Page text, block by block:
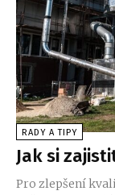
RADY A TIPY
Jak si
Pro zlepšení